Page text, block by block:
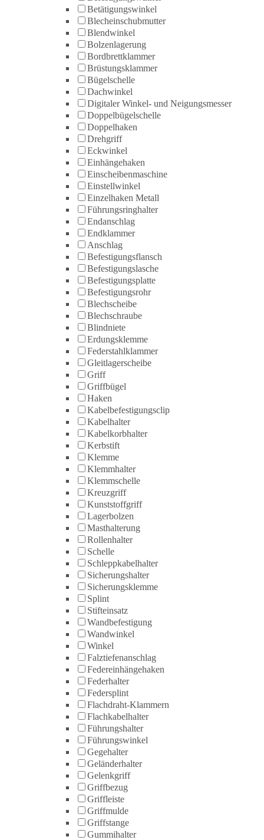
Betätigungswinkel
Blecheinschubmutter
Blendwinkel
Bolzenlagerung
Bordbrettklammer
Brüstungsklammer
Bügelschelle
Dachwinkel
Digitaler Winkel- und Neigungsmesser
Doppelbügelschelle
Doppelhaken
Drehgriff
Eckwinkel
Einhängehaken
Einscheibenmaschine
Einstellwinkel
Einzelhaken Metall
Führungsringhalter
Endanschlag
Endklammer
Anschlag
Befestigungsflansch
Befestigungslasche
Befestigungsplatte
Befestigungsrohr
Blechscheibe
Blechschraube
Blindniete
Erdungsklemme
Federstahlklammer
Gleitlagerscheibe
Griff
Griffbügel
Haken
Kabelbefestigungsclip
Kabelhalter
Kabelkorbhalter
Kerbstift
Klemme
Klemmhalter
Klemmschelle
Kreuzgriff
Kunststoffgriff
Lagerbolzen
Masthalterung
Rollenhalter
Schelle
Schleppkabelhalter
Sicherungshalter
Sicherungsklemme
Splint
Stifteinsatz
Wandbefestigung
Wandwinkel
Winkel
Falztiefenanschlag
Federeinhängehaken
Federhalter
Federsplint
Flachdraht-Klammern
Flachkabelhalter
Führungshalter
Führungswinkel
Gegehalter
Geländerhalter
Gelenkgriff
Griffbezug
Griffleiste
Griffmulde
Griffstange
Gummihalter